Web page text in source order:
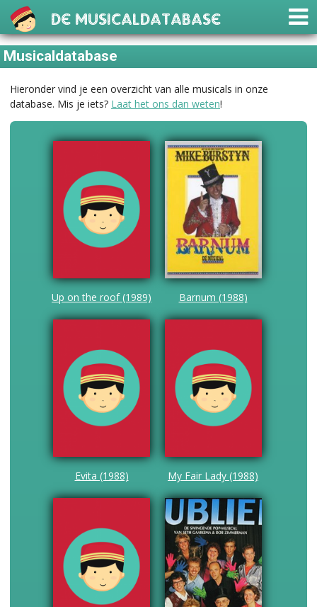
De Musicaldatabase
Musicaldatabase
Hieronder vind je een overzicht van alle musicals in onze
database. Mis je iets? Laat het ons dan weten!
Up on the roof (1989) Barnum (1988)
Evita (1988) My Fair Lady (1988)